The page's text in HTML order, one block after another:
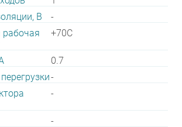
В
-
+70C
0.7
-
-
-